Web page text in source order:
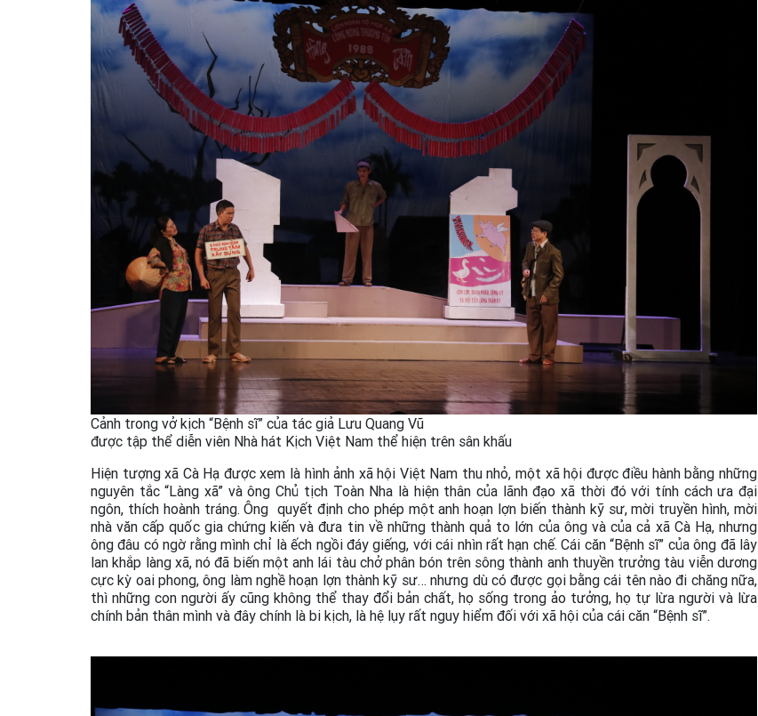
Cảnh trong vở kịch “Bệnh sĩ” của tác giả Lưu Quang Vũ
được tập thể diễn viên Nhà hát Kịch Việt Nam thể hiện trên sân khấu
Hiện tượng xã Cà Hạ được xem là hình ảnh xã hội Việt Nam thu nhỏ, một xã hội được điều hành bằng những
nguyên tắc “Làng xã” và ông Chủ tịch Toàn Nha là hiện thân của lãnh đạo xã thời đó với tính cách ưa đại
ngôn, thích hoành tráng. Ông quyết định cho phép một anh hoạn lợn biến thành kỹ sư, mời truyền hình, mời
nhà văn cấp quốc gia chứng kiến và đưa tin về những thành quả to lớn của ông và của cả xã Cà Hạ, nhưng
ông đâu có ngờ rằng mình chỉ là ếch ngồi đáy giếng, với cái nhìn rất hạn chế. Cái căn “Bệnh sĩ” của ông đã lây
lan khắp làng xã, nó đã biến một anh lái tàu chở phân bón trên sông thành anh thuyền trưởng tàu viễn dương
cực kỳ oai phong, ông làm nghề hoạn lợn thành kỹ sư… nhưng dù có được gọi bằng cái tên nào đi chăng nữa,
thì những con người ấy cũng không thể thay đổi bản chất, họ sống trong ảo tưởng, họ tự lừa người và lừa
chính bản thân mình và đây chính là bi kịch, là hệ lụy rất nguy hiểm đối với xã hội của cái căn “Bệnh sĩ”.